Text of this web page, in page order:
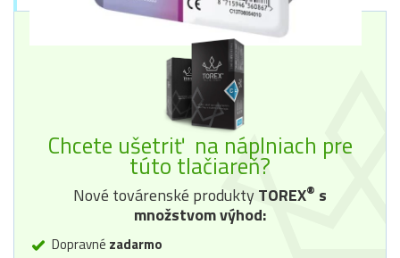
Chcete ušetriť na náplniach pre
túto tlačiareň?
Nové továrenské produktyTOREX® s
množstvom výhod:
Dopravné zadarmo